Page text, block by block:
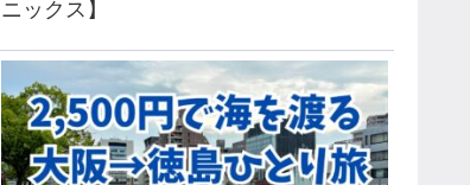
ニックス】